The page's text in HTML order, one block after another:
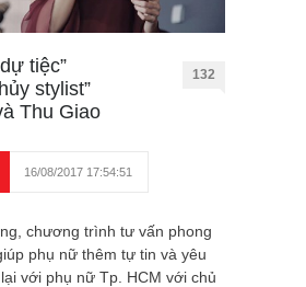
tiệc”
stylist”
Thu Giao
132
16/08/2017 17:54:51
chương trình tư vấn phong
phụ nữ thêm tự tin và yêu
với phụ nữ Tp. HCM với chủ